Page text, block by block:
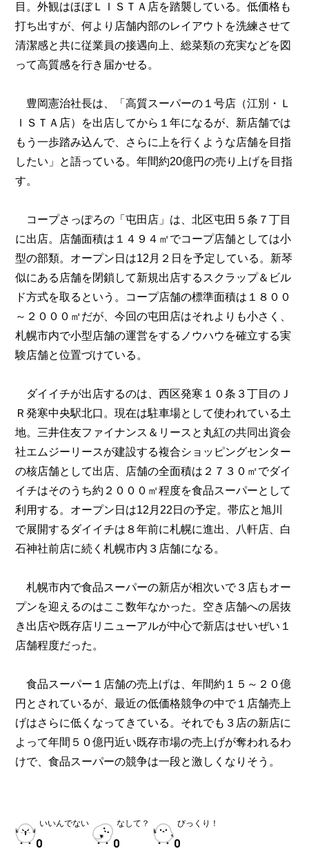
目。外観はほぼＬＩＳＴＡ店を踏襲している。低価格も
打ち出すが、何より店舗内部のレイアウトを洗練させて
清潔感と共に従業員の接遇向上、総菜類の充実などを図
って高質感を行き届かせる。
豊岡憲治社長は、「高質スーパーの１号店（江別・Ｌ
ＩＳＴＡ店）を出店してから１年になるが、新店舗では
もう一歩踏み込んで、さらに上を行くような店舗を目指
したい」と語っている。年間約20億円の売り上げを目指
す。
コープさっぽろの「屯田店」は、北区屯田５条７丁目
に出店。店舗面積は１４９４㎡でコープ店舗としては小
型の部類。オープン日は12月２日を予定している。新琴
似にある店舗を閉鎖して新規出店するスクラップ＆ビル
ド方式を取るという。コープ店舗の標準面積は１８００
～２０００㎡だが、今回の屯田店はそれよりも小さく、
札幌市内で小型店舗の運営をするノウハウを確立する実
験店舗と位置づけている。
ダイイチが出店するのは、西区発寒１０条３丁目のＪ
Ｒ発寒中央駅北口。現在は駐車場として使われている土
地。三井住友ファイナンス＆リースと丸紅の共同出資会
社エムジーリースが建設する複合ショッピングセンター
の核店舗として出店、店舗の全面積は２７３０㎡でダイ
イチはそのうち約２０００㎡程度を食品スーパーとして
利用する。オープン日は12月22日の予定。帯広と旭川
で展開するダイイチは８年前に札幌に進出、八軒店、白
石神社前店に続く札幌市内３店舗になる。
札幌市内で食品スーパーの新店が相次いで３店もオー
プンを迎えるのはここ数年なかった。空き店舗への居抜
き出店や既存店リニューアルが中心で新店はせいぜい１
店舗程度だった。
食品スーパー１店舗の売上げは、年間約１５～２０億
円とされているが、最近の低価格競争の中で１店舗売上
げはさらに低くなってきている。それでも３店の新店に
よって年間５０億円近い既存市場の売上げが奪われるわ
けで、食品スーパーの競争は一段と激しくなりそう。
いいんでない
0
なして？
0
びっくり！
0